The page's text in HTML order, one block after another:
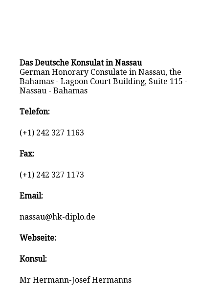
Das Deutsche Konsulat in Nassau
German Honorary Consulate in Nassau, the
Bahamas - Lagoon Court Building, Suite 115 -
Nassau - Bahamas
Telefon:
(+1) 242 327 1163
Fax:
(+1) 242 327 1173
Email:
nassau@hk-diplo.de
Webseite:
Konsul:
Mr Hermann-Josef Hermanns